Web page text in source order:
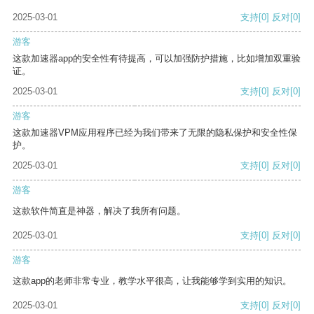
2025-03-01 支持[0] 反对[0]
游客
这款加速器app的安全性有待提高，可以加强防护措施，比如增加双重验
证。
2025-03-01
支持[0] 反对[0]
游客
这款加速器VPM应用程序已经为我们带来了无限的隐私保护和安全性保
护。
2025-03-01
支持[0] 反对[0]
游客
这款软件简直是神器，解决了我所有问题。
2025-03-01 支持[0] 反对[0]
游客
这款app的老师非常专业，教学水平很高，让我能够学到实用的知识。
2025-03-01 支持[0] 反对[0]